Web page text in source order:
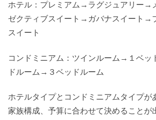
ホテル：プレミアム→ラグジュアリー→
ゼクティブスイート→ガバナスイート→
スイート
コンドミニアム：ツインルーム→１ベッ
ドルーム→３ベッドルーム
ホテルタイプとコンドミニアムタイプが
家族構成、予算に合わせて決めることが